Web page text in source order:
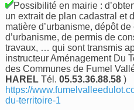
Possibilité en mairie :
un extrait de plan cadastral et
matière d’urbanisme, dépôt
d’urbanisme, de permis de
travaux, … qui sont transmis
instructeur Aménagement Du
des Communes de Fumel
HARELTél.05.53.36.88.58)
https://
du-territoire-1